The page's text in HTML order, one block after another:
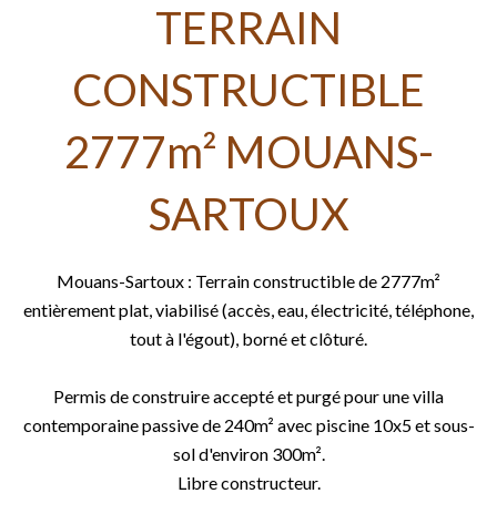
TERRAIN
CONSTRUCTIBLE
2777m² MOUANS-
SARTOUX
Mouans-Sartoux : Terrain constructible de 2777m²
entièrement plat, viabilisé (accès, eau, électricité, téléphone,
tout à l'égout), borné et clôturé.
Permis de construire accepté et purgé pour une villa
contemporaine passive de 240m² avec piscine 10x5 et sous-
sol d'environ 300m².
Libre constructeur.